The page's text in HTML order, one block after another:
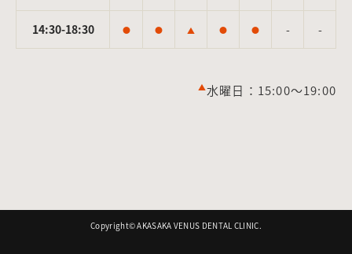
14:30-18:30 ● ● ▲ ● ● - -
▲水曜日：15:00～19:00
Copyright©︎ AKASAKA VENUS DENTAL CLINIC.